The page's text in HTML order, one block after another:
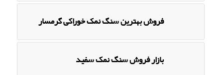
فروش بهترین سنگ نمک خوراکی گرمسار
بازار فروش سنگ نمک سفید